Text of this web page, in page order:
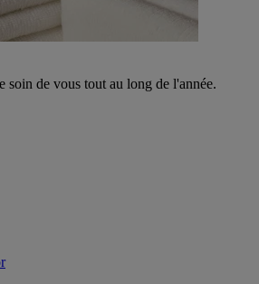
soin de vous tout au long de l'année.